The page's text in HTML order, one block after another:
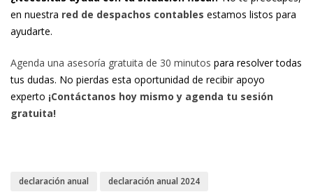
en nuestra red de despachos contables estamos listos para
ayudarte.
Agenda una asesoría gratuita de 30 minutos para resolver todas
tus dudas. No pierdas esta oportunidad de recibir apoyo
experto ¡Contáctanos hoy mismo y agenda tu sesión
gratuita!
declaración anual
declaración anual 2024